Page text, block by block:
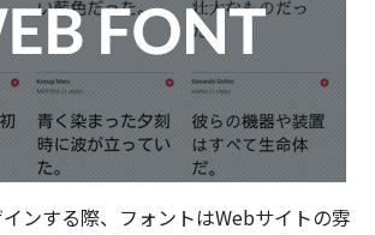
ンする際、フォントはWebサイトの雰